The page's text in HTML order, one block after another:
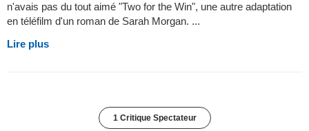
n'avais pas du tout aimé "Two for the Win", une autre adaptation
en téléfilm d'un roman de Sarah Morgan. ...
Lire plus
1 Critique Spectateur